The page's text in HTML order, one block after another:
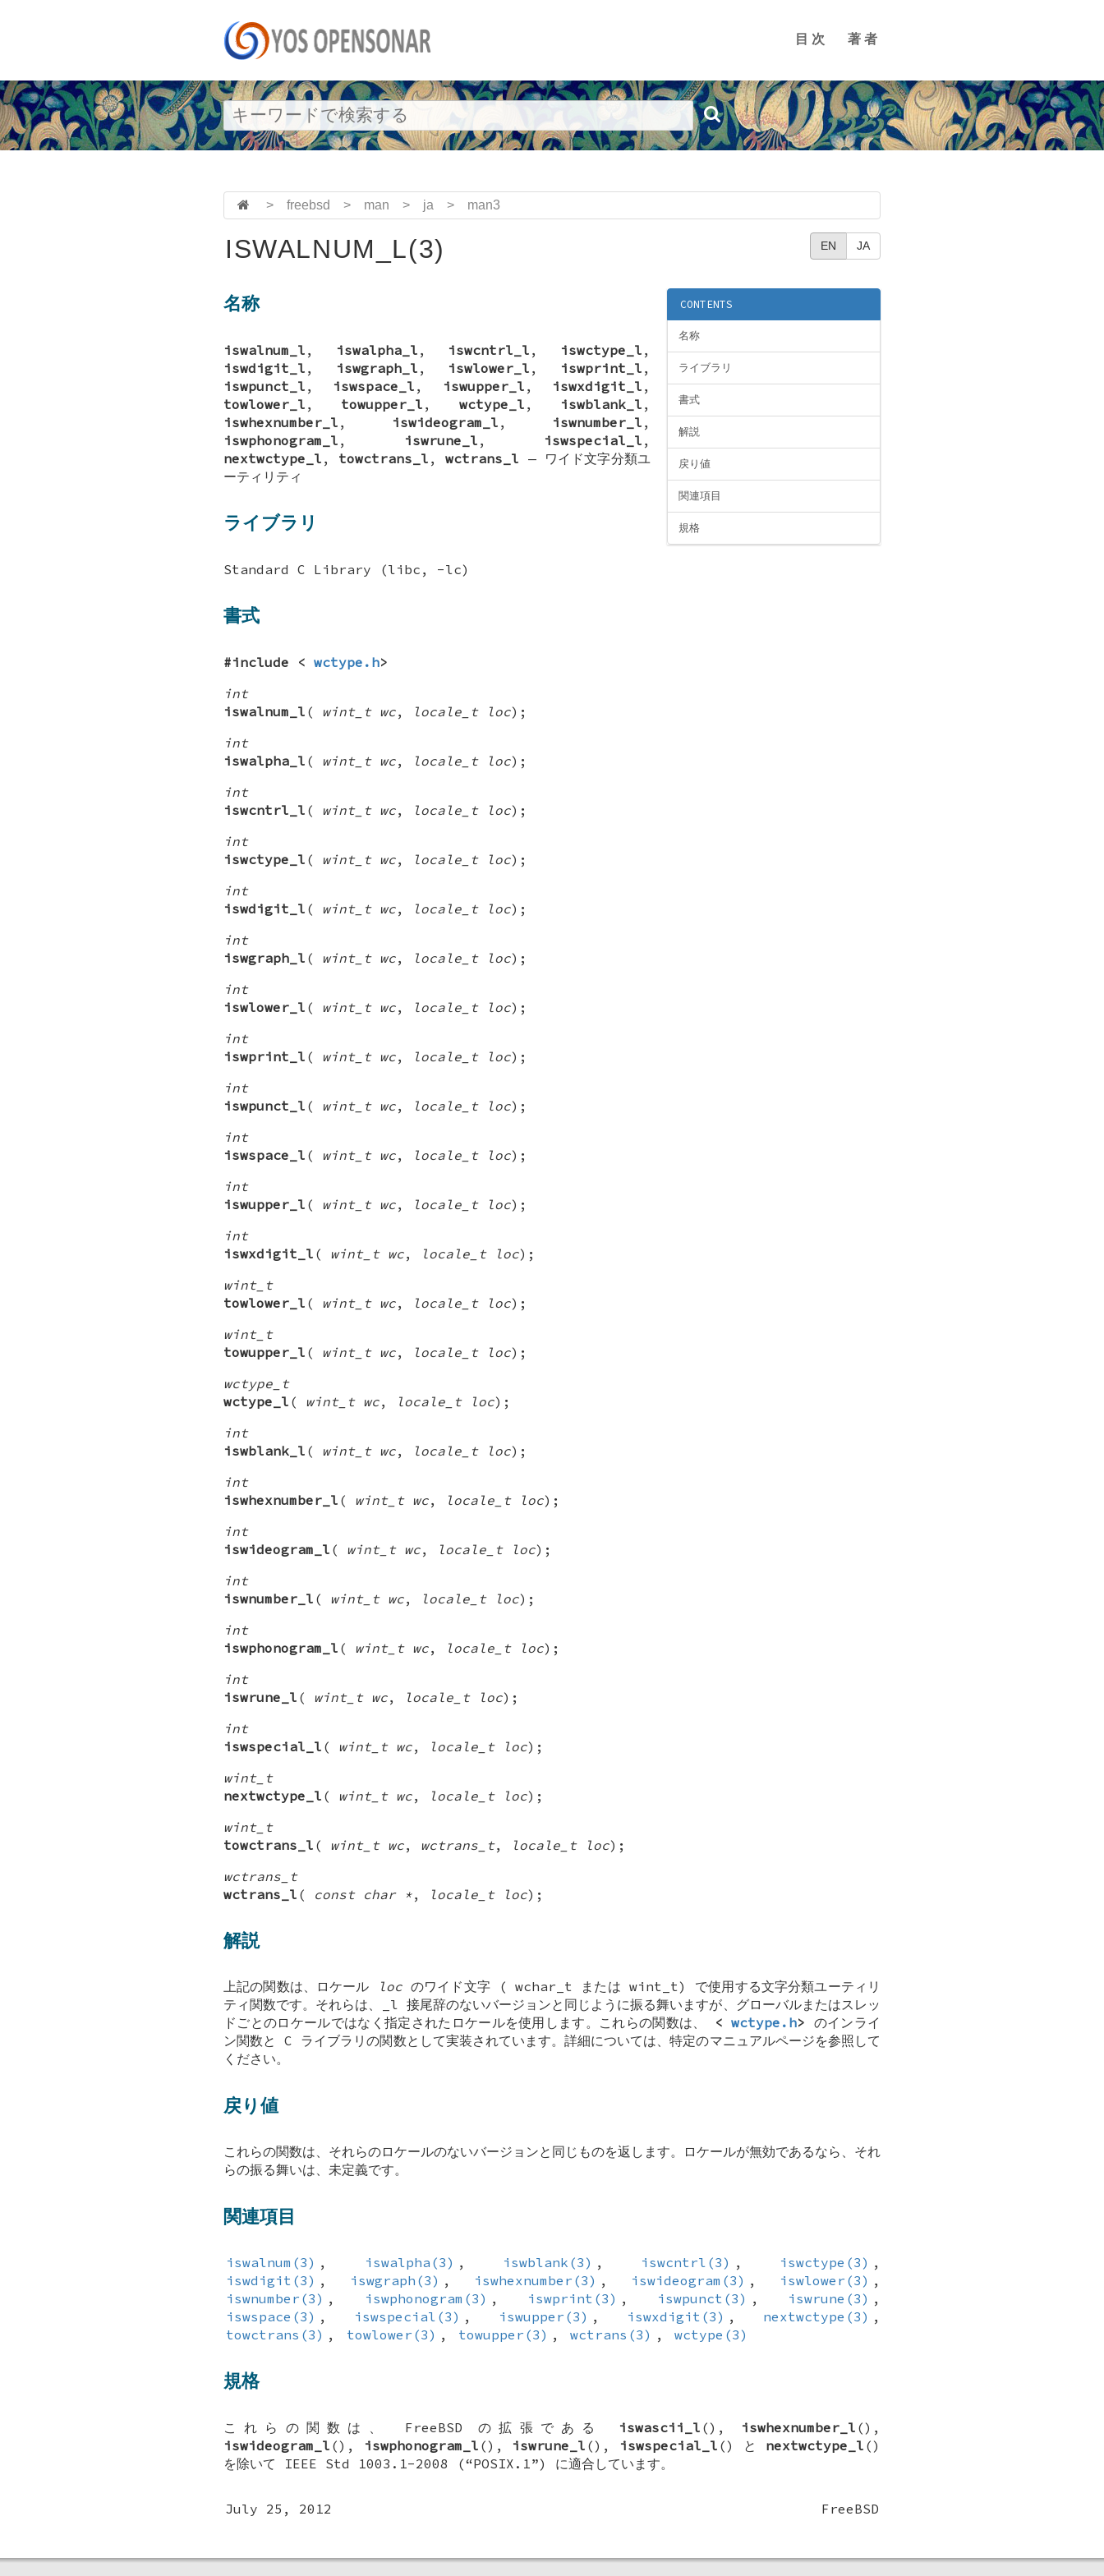
目次 著者
> freebsd > man > ja > man3
EN JA
ISWALNUM_L(3)
CONTENTS
名称
ライブラリ
書式
解説
戻り値
関連項目
規格
名称
iswalnum_l , iswalpha_l , iswcntrl_l , iswctype_l ,
iswdigit_l , iswgraph_l , iswlower_l , iswprint_l ,
iswpunct_l , iswspace_l , iswupper_l , iswxdigit_l ,
towlower_l , towupper_l , wctype_l , iswblank_l ,
iswhexnumber_l , iswideogram_l , iswnumber_l ,
iswphonogram_l , iswrune_l , iswspecial_l ,
nextwctype_l , towctrans_l ,wctrans_l — ワイド文字分類ユ
ーティリティ
ライブラリ
Standard C Library (libc, -lc)
書式
#include < wctype.h>
int
iswalnum_l ( wint_t wc, locale_t loc);
int
iswalpha_l ( wint_t wc, locale_t loc);
int
iswcntrl_l ( wint_t wc, locale_t loc);
int
iswctype_l ( wint_t wc, locale_t loc);
int
iswdigit_l ( wint_t wc, locale_t loc);
int
iswgraph_l ( wint_t wc, locale_t loc);
int
iswlower_l ( wint_t wc, locale_t loc);
int
iswprint_l ( wint_t wc, locale_t loc);
int
iswpunct_l ( wint_t wc, locale_t loc);
int
iswspace_l ( wint_t wc, locale_t loc);
int
iswupper_l ( wint_t wc, locale_t loc);
int
iswxdigit_l ( wint_t wc, locale_t loc);
wint_t
towlower_l ( wint_t wc, locale_t loc);
wint_t
towupper_l ( wint_t wc, locale_t loc);
wctype_t
wctype_l ( wint_t wc, locale_t loc);
int
iswblank_l ( wint_t wc, locale_t loc);
int
iswhexnumber_l ( wint_t wc, locale_t loc);
int
iswideogram_l ( wint_t wc, locale_t loc);
int
iswnumber_l ( wint_t wc, locale_t loc);
int
iswphonogram_l ( wint_t wc, locale_t loc);
int
iswrune_l ( wint_t wc, locale_t loc);
int
iswspecial_l ( wint_t wc, locale_t loc);
wint_t
nextwctype_l ( wint_t wc, locale_t loc);
wint_t
towctrans_l ( wint_t wc, wctrans_t, locale_t loc);
wctrans_t
wctrans_l ( const char *, locale_t loc);
解説
上記の関数は、ロケール locのワイド文字 (wchar_t または wint_t) で使用する文字分類ユーティリ
ティ関数です。それらは、_l 接尾辞のないバージョンと同じように振る舞いますが、グローバルまたはスレッ
ドごとのロケールではなく指定されたロケールを使用します。これらの関数は、 <wctype.h> のインライ
ン関数と C ライブラリの関数として実装されています。詳細については、特定のマニュアルページを参照して
ください。
戻り値
これらの関数は、それらのロケールのないバージョンと同じものを返します。ロケールが無効であるなら、それ
らの振る舞いは、未定義です。
関連項目
iswalnum(3) , iswalpha(3) , iswblank(3) , iswcntrl(3) , iswctype(3) ,
iswdigit(3) , iswgraph(3) , iswhexnumber(3) , iswideogram(3) , iswlower(3) ,
iswnumber(3) , iswphonogram(3) , iswprint(3) , iswpunct(3) , iswrune(3) ,
iswspace(3) , iswspecial(3) , iswupper(3) , iswxdigit(3) , nextwctype(3) ,
towctrans(3) , towlower(3) , towupper(3) , wctrans(3) , wctype(3)
規格
これらの関数は、 FreeBSD の拡張である iswascii_l (), iswhexnumber_l (),
iswideogram_l (), iswphonogram_l (), iswrune_l (), iswspecial_l () と nextwctype_l ()
を除いて IEEE Std 1003.1-2008 (“POSIX.1”) に適合しています。
July 25, 2012 FreeBSD